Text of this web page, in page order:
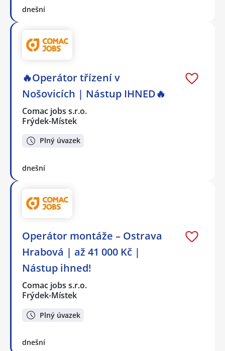
dnešní
🔥Operátor třízení v
Nošovicích | Nástup IHNED🔥
Comac jobs s.r.o.
Frýdek-Místek
Plný úvazek
dnešní
Operátor montáže – Ostrava
Hrabová | až 41 000 Kč |
Nástup ihned!
Comac jobs s.r.o.
Frýdek-Místek
Plný úvazek
dnešní